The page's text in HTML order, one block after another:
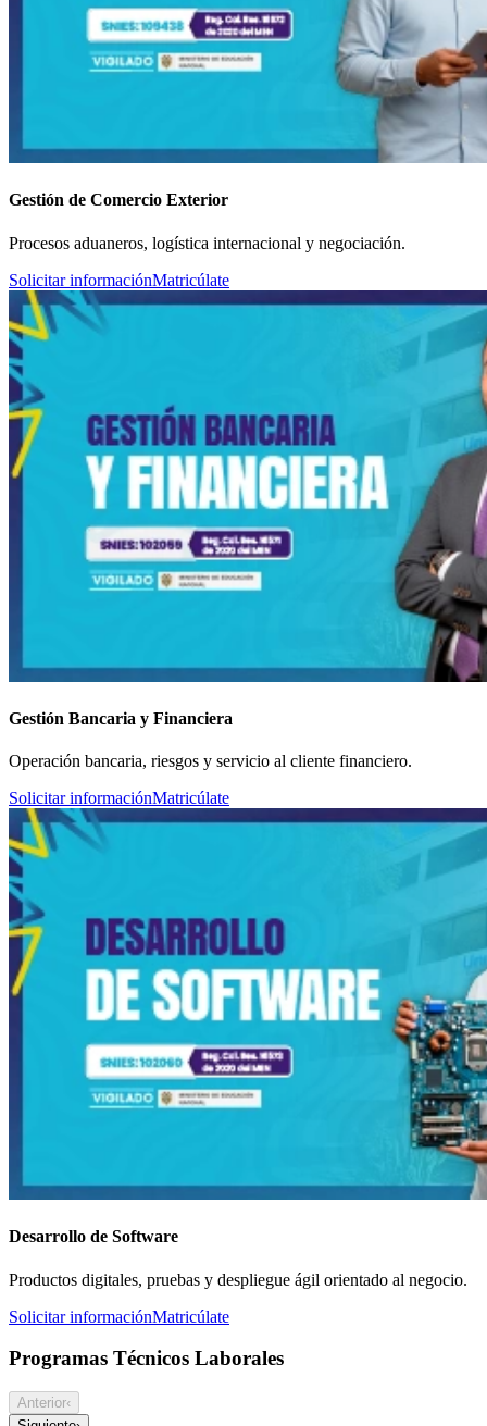
Gestión de Comercio Exterior
Procesos aduaneros, logística internacional y negociación.
Solicitar informaciónMatricúlate
Gestión Bancaria y Financiera
Operación bancaria, riesgos y servicio al cliente financiero.
Solicitar informaciónMatricúlate
Desarrollo de Software
Productos digitales, pruebas y despliegue ágil orientado al negocio.
Solicitar informaciónMatricúlate
Programas Técnicos Laborales
Anterior‹